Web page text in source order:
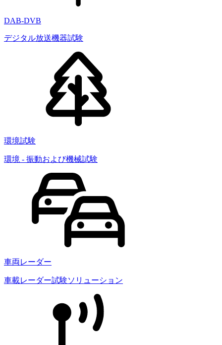
DAB-DVB
デジタル放送機器試験
環境試験
環境 - 振動および機械試験
車両レーダー
車載レーダー試験ソリューション